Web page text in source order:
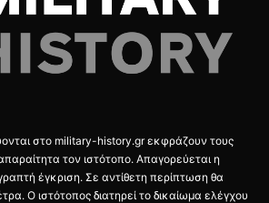
στο military-history.gr εκφράζουν τους
τον ιστότοπο. Απαγορεύεται η
έγκριση. Σε αντίθετη περίπτωση θα
Ο ιστότοπος διατηρεί το δικαίωμα ελέγχου